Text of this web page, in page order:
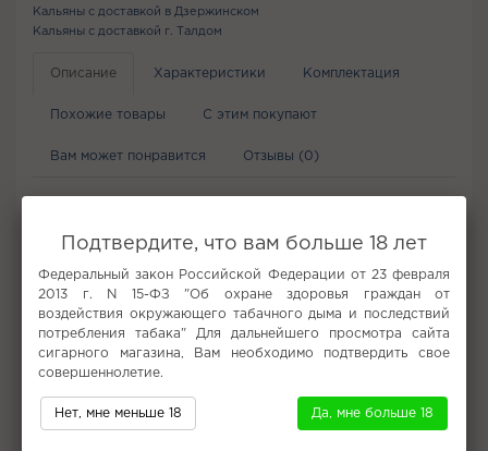
Кальяны с доставкой в Дзержинском
Кальяны с доставкой г. Талдом
Описание Характеристики Комплектация
Похожие товары С этим покупают
Вам может понравится Отзывы (0)
Не забудьте купить
Подтвердите, что вам больше 18 лет
Федеральный закон Российской Федерации от 23 февраля
2013 г. N 15-ФЗ "Об охране здоровья граждан от
воздействия окружающего табачного дыма и последствий
потребления табака" Для дальнейшего просмотра сайта
сигарного магазина, Вам необходимо подтвердить свое
совершеннолетие.
Нет, мне меньше 18 Да, мне больше 18